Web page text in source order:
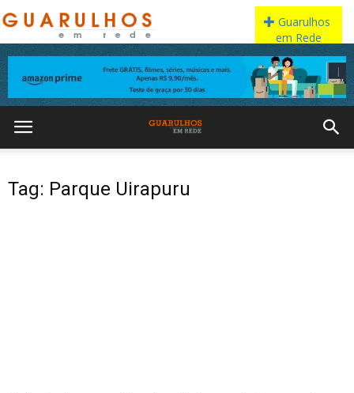
Tag: Parque Uirapuru